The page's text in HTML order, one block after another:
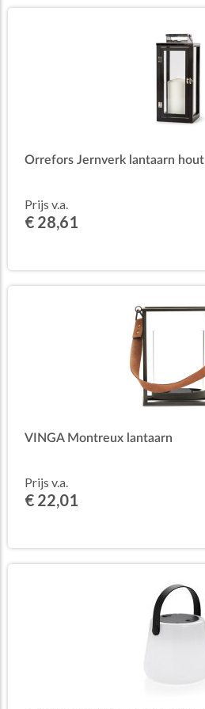
Orrefors Jernverk lantaarn hout
Prijs v.a.
€ 28,61
VINGA Montreux lantaarn
Prijs v.a.
€ 22,01